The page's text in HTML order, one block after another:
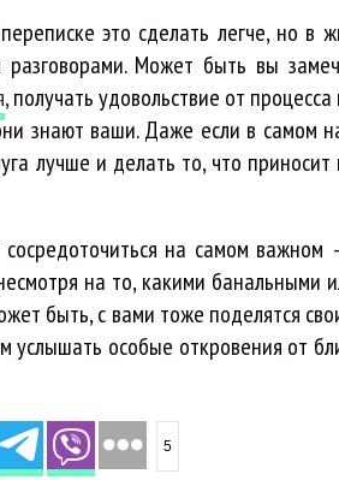
это сделать легче, но в
разговорами. Может быть вы
, получать удовольствие от
знают ваши. Даже если в самом
лучше и делать то, что
на самом важном
на то, какими банальными
быть, с вами тоже поделятся
особые откровения от
5